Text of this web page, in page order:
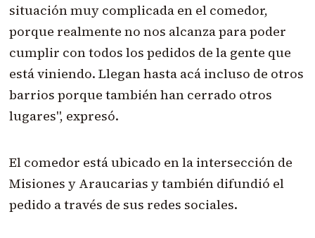
situación muy complicada en el comedor,
porque realmente no nos alcanza para poder
cumplir con todos los pedidos de la gente que
está viniendo. Llegan hasta acá incluso de otros
barrios porque también han cerrado otros
lugares", expresó.
El comedor está ubicado en la intersección de
Misiones y Araucarias y también difundió el
pedido a través de sus redes sociales.